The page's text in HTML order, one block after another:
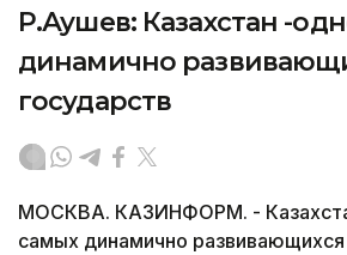
Р.Аушев: Казахстан -
динамично
государств
МОСКВА. КАЗИНФОРМ. -
самых динамично развивающихся